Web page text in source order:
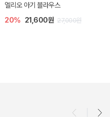
오드 바디수트
10% 27,900원 31,000원